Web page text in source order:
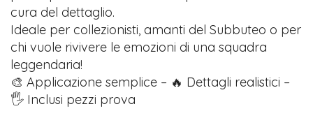
cura del dettaglio.
Ideale per collezionisti, amanti del Subbuteo o per
chi vuole rivivere le emozioni di una squadra
leggendaria!
🎨 Applicazione semplice – 🔥 Dettagli realistici –
🖐️ Inclusi pezzi prova